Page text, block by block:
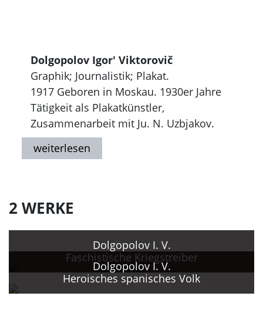
Dolgopolov Igor' Viktorovič
Graphik; Journalistik; Plakat.
1917 Geboren in Moskau. 1930er Jahre
Tätigkeit als Plakatkünstler,
Zusammenarbeit mit Ju. N. Uzbjakov.
1941 Abschluß des Moskauer
künstlerischen Instituts.
Mitarbeiter der Zeitschrift "Ogonek".
Seit 1954 Teilnahme an Ausstellungen.
1974, 1985 Auszeichnungen.
1970er - 1980er Jahre Aktive
Popularisierung bildender Kunst;
Publikation von Studien über russische
und internationale Künstler in der
2 WERKE
Dolgopolov I. V.
Faschistische Kriegstreiber
Dolgopolov I. V.
Heroisches spanisches Volk